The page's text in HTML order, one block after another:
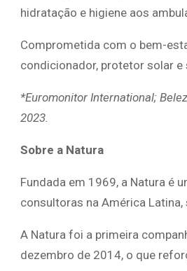
hidratação e higiene aos
Comprometida com o bem-
condicionador, protetor solar
*Euromonitor International;
2023.
Sobre a Natura
Fundada em 1969, a Natura é
consultoras na América
A Natura foi a primeira
dezembro de 2014, o que